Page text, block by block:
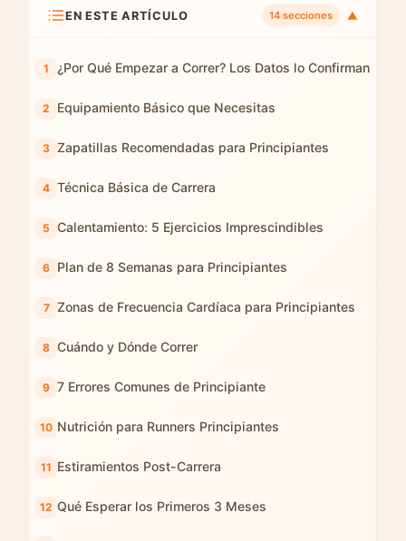
EN ESTE ARTÍCULO 14 secciones ▼
¿Por Qué Empezar a Correr? Los Datos lo Confirman
Equipamiento Básico que Necesitas
Zapatillas Recomendadas para Principiantes
Técnica Básica de Carrera
Calentamiento: 5 Ejercicios Imprescindibles
Plan de 8 Semanas para Principiantes
Zonas de Frecuencia Cardíaca para Principiantes
Cuándo y Dónde Correr
7 Errores Comunes de Principiante
Nutrición para Runners Principiantes
Estiramientos Post-Carrera
Qué Esperar los Primeros 3 Meses